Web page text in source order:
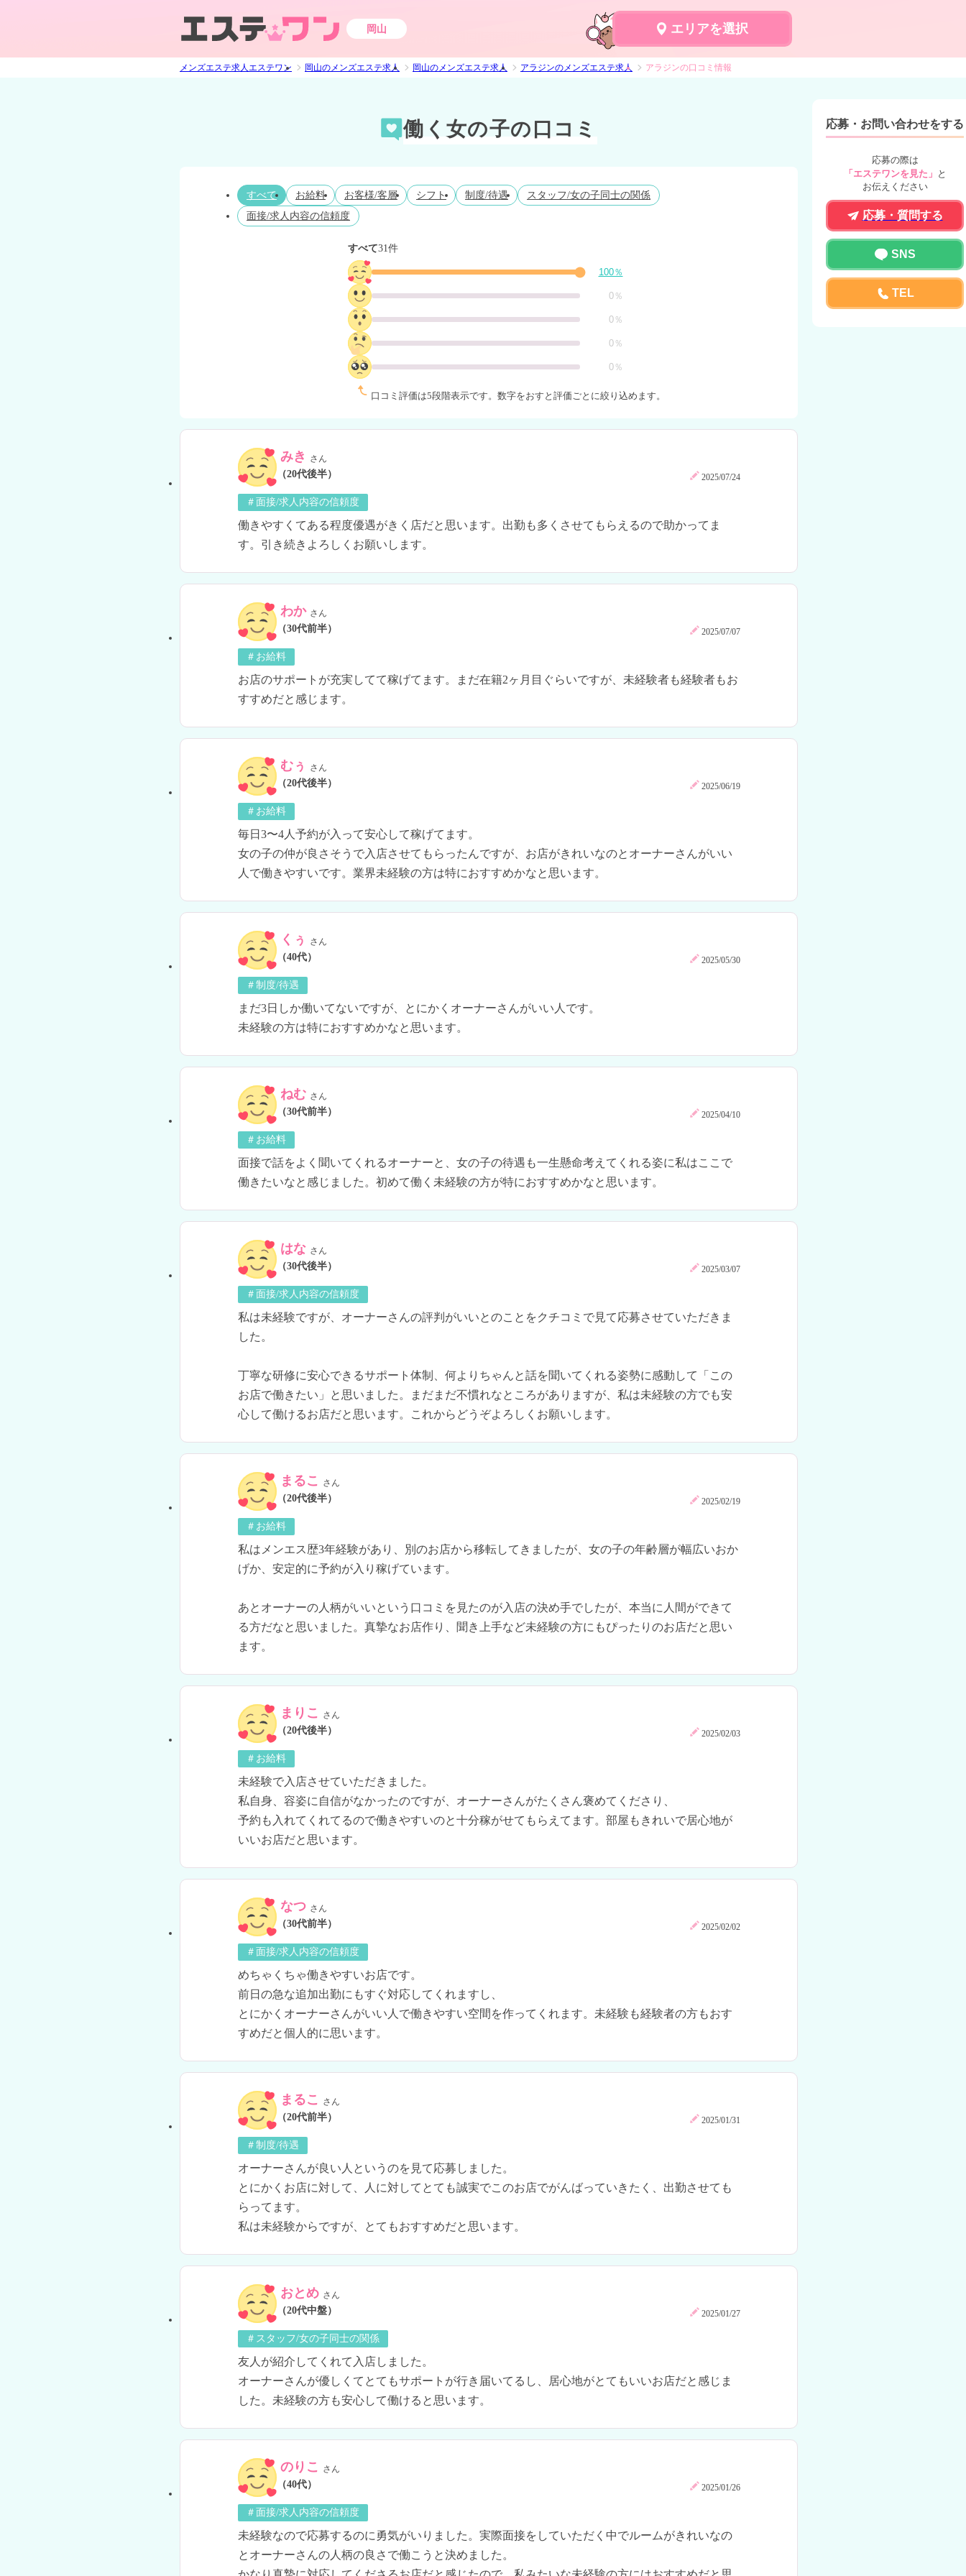
岡山 エリアを選択
メンズエステ求人エステワン 岡山のメンズエステ求人 岡山のメンズエステ求人 アラジンのメンズエステ求人 アラジンの口コミ情報
応募・お問い合わせをする
応募の際は
「エステワンを見た」 と
お伝えください
応募・質問する
SNS
TEL
働く女の子の口コミ
すべて お給料 お客様/客層 シフト 制度/待遇
スタッフ/女の子同士の関係
面接/求人内容の信頼度
すべて31件
100％
0％
0％
0％
0％
口コミ評価は5段階表示です。 数字をおすと評価ごとに絞り込めます。
みき さん
（20代後半） 2025/07/24
＃面接/求人内容の信頼度
働きやすくてある程度優遇がきく店だと思います。出勤も多くさせてもらえるので助かってま
す。引き続きよろしくお願いします。
わか さん
（30代前半） 2025/07/07
＃お給料
お店のサポートが充実してて稼げてます。まだ在籍2ヶ月目ぐらいですが、未経験者も経験者もお
すすめだと感じます。
むぅ さん
（20代後半） 2025/06/19
＃お給料
毎日3〜4人予約が入って安心して稼げてます。
女の子の仲が良さそうで入店させてもらったんですが、お店がきれいなのとオーナーさんがいい
人で働きやすいです。業界未経験の方は特におすすめかなと思います。
くぅ さん
（40代） 2025/05/30
＃制度/待遇
まだ3日しか働いてないですが、とにかくオーナーさんがいい人です。
未経験の方は特におすすめかなと思います。
ねむ さん
（30代前半） 2025/04/10
＃お給料
面接で話をよく聞いてくれるオーナーと、女の子の待遇も一生懸命考えてくれる姿に私はここで
働きたいなと感じました。初めて働く未経験の方が特におすすめかなと思います。
はな さん
（30代後半） 2025/03/07
＃面接/求人内容の信頼度
私は未経験ですが、オーナーさんの評判がいいとのことをクチコミで見て応募させていただきま
した。
丁寧な研修に安心できるサポート体制、何よりちゃんと話を聞いてくれる姿勢に感動して「この
お店で働きたい」と思いました。まだまだ不慣れなところがありますが、私は未経験の方でも安
心して働けるお店だと思います。これからどうぞよろしくお願いします。
まるこ さん
（20代後半） 2025/02/19
＃お給料
私はメンエス歴3年経験があり、別のお店から移転してきましたが、女の子の年齢層が幅広いおか
げか、安定的に予約が入り稼げています。
あとオーナーの人柄がいいという口コミを見たのが入店の決め手でしたが、本当に人間ができて
る方だなと思いました。真摯なお店作り、聞き上手など未経験の方にもぴったりのお店だと思い
ます。
まりこ さん
（20代後半） 2025/02/03
＃お給料
未経験で入店させていただきました。
私自身、容姿に自信がなかったのですが、オーナーさんがたくさん褒めてくださり、
予約も入れてくれてるので働きやすいのと十分稼がせてもらえてます。部屋もきれいで居心地が
いいお店だと思います。
なつ さん
（30代前半） 2025/02/02
＃面接/求人内容の信頼度
めちゃくちゃ働きやすいお店です。
前日の急な追加出勤にもすぐ対応してくれますし、
とにかくオーナーさんがいい人で働きやすい空間を作ってくれます。未経験も経験者の方もおす
すめだと個人的に思います。
まるこ さん
（20代前半） 2025/01/31
＃制度/待遇
オーナーさんが良い人というのを見て応募しました。
とにかくお店に対して、人に対してとても誠実でこのお店でがんばっていきたく、出勤させても
らってます。
私は未経験からですが、とてもおすすめだと思います。
おとめ さん
（20代中盤） 2025/01/27
＃スタッフ/女の子同士の関係
友人が紹介してくれて入店しました。
オーナーさんが優しくてとてもサポートが行き届いてるし、居心地がとてもいいお店だと感じま
した。未経験の方も安心して働けると思います。
のりこ さん
（40代） 2025/01/26
＃面接/求人内容の信頼度
未経験なので応募するのに勇気がいりました。実際面接をしていただく中でルームがきれいなの
とオーナーさんの人柄の良さで働こうと決めました。